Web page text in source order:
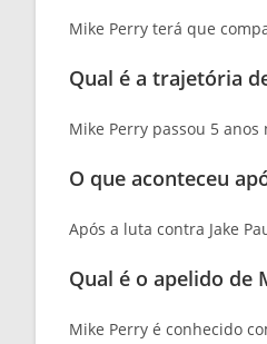
Mike Perry terá que
Qual é a trajetória
Mike Perry passou 5
O que aconteceu
Após a luta contra Jake
Qual é o apelido de
Mike Perry é conhecido